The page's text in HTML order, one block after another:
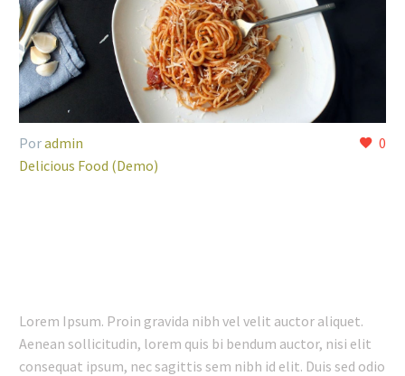
0
Poradmin
Delicious Food (Demo)
Lorem Ipsum. Proin gravida nibh vel velit auctor aliquet.
Aenean sollicitudin, lorem quis bi bendum auctor, nisi elit
consequat ipsum, nec sagittis sem nibh id elit. Duis sed odio